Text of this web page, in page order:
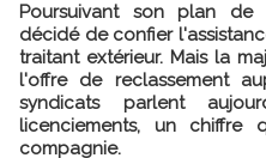
Poursuivant son plan de
décidé de confier
traitant extérieur. Mais la
l'offre de reclassement
syndicats parlent
licenciements, un chiffre
compagnie.